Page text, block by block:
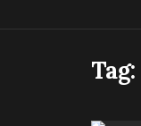
Tag: